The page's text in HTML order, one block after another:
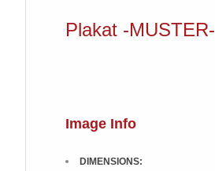
Plakat -MUSTER-
Image Info
DIMENSIONS: